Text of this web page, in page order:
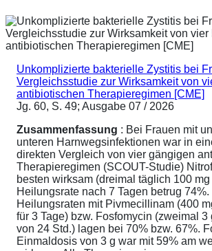
Unkomplizierte bakterielle Zystitis bei
Vergleichsstudie zur Wirksamkeit von
antibiotischen Therapieregimen [CME]
Jg. 60, S. 49; Ausgabe 07 / 2026
Zusammenfassung : Bei Frauen mit
unteren Harnwegsinfektionen war in
direkten Vergleich von vier gängigen
Therapieregimen (SCOUT-Studie)
besten wirksam (dreimal täglich 100
Heilungsrate nach 7 Tagen betrug
Heilungsraten mit Pivmecillinam (400
für 3 Tage) bzw. Fosfomycin (zweimal 3
von 24 Std.) lagen bei 70% bzw. 67%.
Einmaldosis von 3 g war mit 59% am